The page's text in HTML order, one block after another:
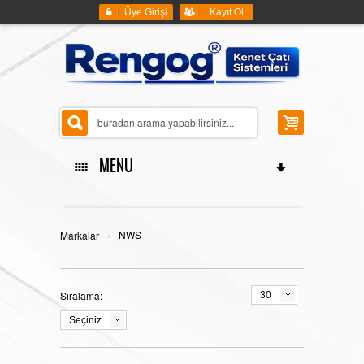
Üye Girişi Kayıt Ol
MENU
ANASAYFA
KENET ÇATI SİSTEMLERİ
Markalar › NWS
Sıralama:
Seçiniz
30